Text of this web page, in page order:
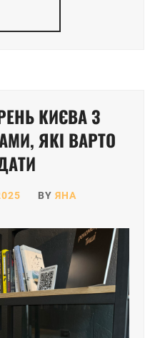
КИЄВА З
ЯКІ ВАРТО
BY ЯНА